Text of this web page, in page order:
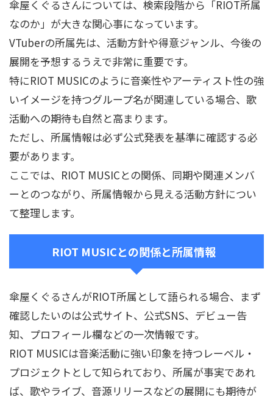
傘屋くぐるさんについては、検索段階から「RIOT所属
なのか」が大きな関心事になっています。
VTuberの所属先は、活動方針や得意ジャンル、今後の
展開を予想するうえで非常に重要です。
特にRIOT MUSICのように音楽性やアーティスト性の強
いイメージを持つグループ名が関連している場合、歌
活動への期待も自然と高まります。
ただし、所属情報は必ず公式発表を基準に確認する必
要があります。
ここでは、RIOT MUSICとの関係、同期や関連メンバ
ーとのつながり、所属情報から見える活動方針につい
て整理します。
RIOT MUSICとの関係と所属情報
傘屋くぐるさんがRIOT所属として語られる場合、まず
確認したいのは公式サイト、公式SNS、デビュー告
知、プロフィール欄などの一次情報です。
RIOT MUSICは音楽活動に強い印象を持つレーベル・
プロジェクトとして知られており、所属が事実であれ
ば、歌やライブ、音源リリースなどの展開にも期待が